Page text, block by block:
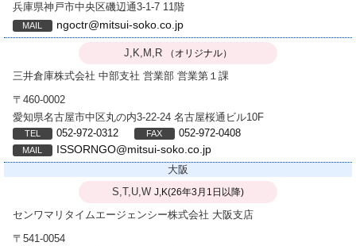
兵庫県神戸市中央区磯辺通3-1-7 11階
ngoctr@mitsui-soko.co.jp
J,K,M,R （オリジナル）
三井倉庫株式会社 中部支社 営業部 営業第１課
〒460-0002
愛知県名古屋市中区丸の内3-22-24 名古屋桜通ビル10F
052-972-0312
052-972-0408
ISSORNGO@mitsui-soko.co.jp
大阪
S,T,U,W J,K(26年3月1日以降)
センワマリタイムエージェンシー株式会社 大阪支店
〒541-0054